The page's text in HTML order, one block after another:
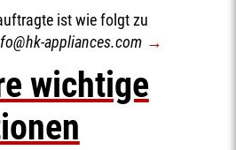
ist wie folgt zu
appliances.com
wichtige